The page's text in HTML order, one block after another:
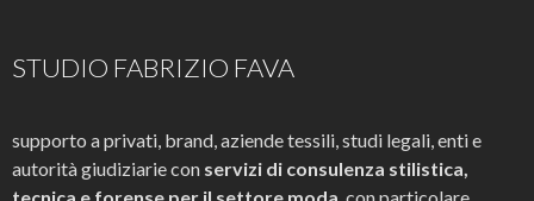
STUDIO FABRIZIO FAVA
supporto a privati, brand, aziende tessili, studi legali, enti e
autorità giudiziarie con servizi di consulenza stilistica,